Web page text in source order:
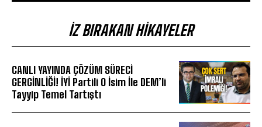
İZ BIRAKAN HIKAYELER
CANLI YAYINDA ÇÖZÜM SÜRECİ
GERGİNLİĞİ! İYİ Partili O İsim İle DEM’li
Tayyip Temel Tartıştı